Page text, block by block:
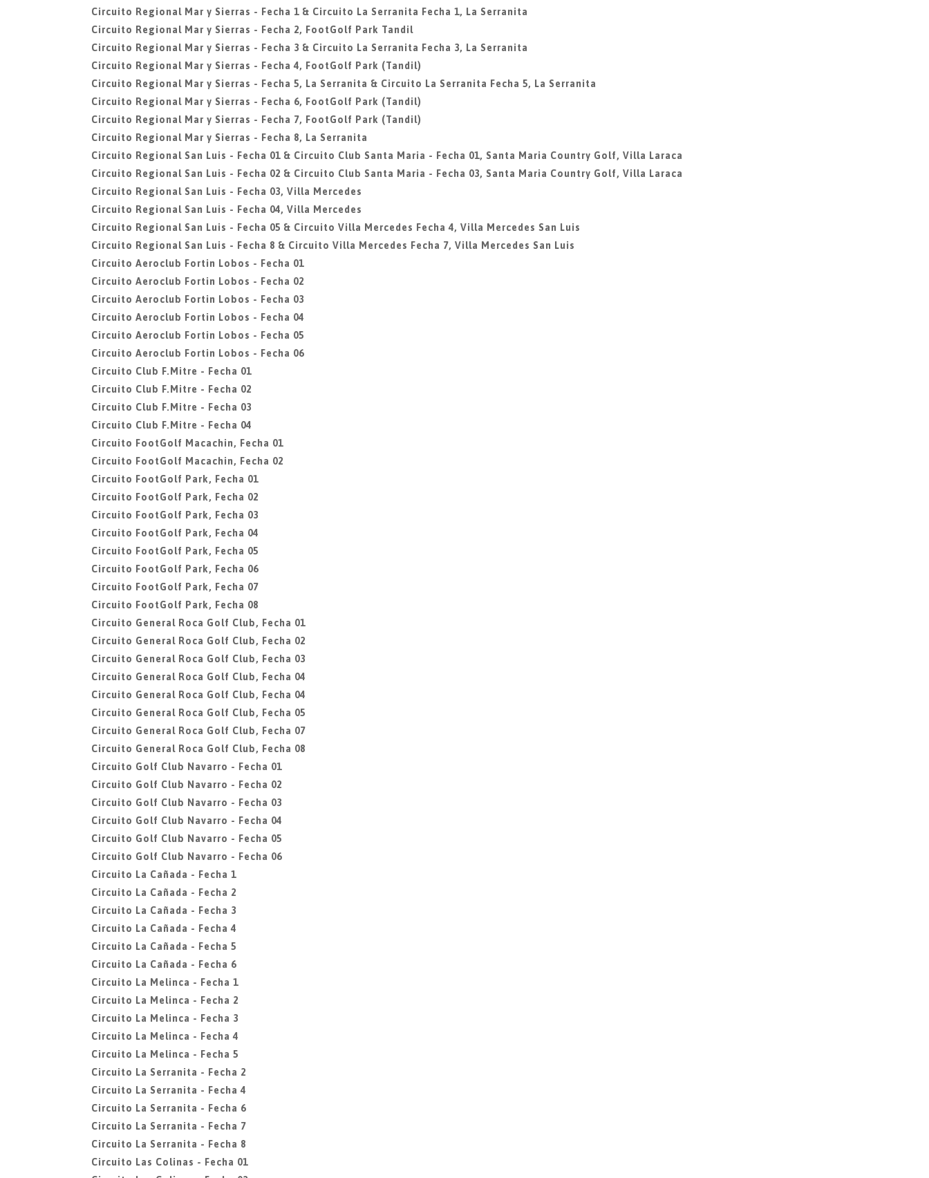
Circuito Regional Mar y Sierras - Fecha 1 & Circuito La Serranita Fecha 1, La Serranita
Circuito Regional Mar y Sierras - Fecha 2, FootGolf Park Tandil
Circuito Regional Mar y Sierras - Fecha 3 & Circuito La Serranita Fecha 3, La Serranita
Circuito Regional Mar y Sierras - Fecha 4, FootGolf Park (Tandil)
Circuito Regional Mar y Sierras - Fecha 5, La Serranita & Circuito La Serranita Fecha 5, La Serranita
Circuito Regional Mar y Sierras - Fecha 6, FootGolf Park (Tandil)
Circuito Regional Mar y Sierras - Fecha 7, FootGolf Park (Tandil)
Circuito Regional Mar y Sierras - Fecha 8, La Serranita
Circuito Regional San Luis - Fecha 01 & Circuito Club Santa Maria - Fecha 01, Santa Maria Country Golf, Villa Laraca
Circuito Regional San Luis - Fecha 02 & Circuito Club Santa Maria - Fecha 03, Santa Maria Country Golf, Villa Laraca
Circuito Regional San Luis - Fecha 03, Villa Mercedes
Circuito Regional San Luis - Fecha 04, Villa Mercedes
Circuito Regional San Luis - Fecha 05 & Circuito Villa Mercedes Fecha 4, Villa Mercedes San Luis
Circuito Regional San Luis - Fecha 8 & Circuito Villa Mercedes Fecha 7, Villa Mercedes San Luis
Circuito Aeroclub Fortin Lobos - Fecha 01
Circuito Aeroclub Fortin Lobos - Fecha 02
Circuito Aeroclub Fortin Lobos - Fecha 03
Circuito Aeroclub Fortin Lobos - Fecha 04
Circuito Aeroclub Fortin Lobos - Fecha 05
Circuito Aeroclub Fortin Lobos - Fecha 06
Circuito Club F.Mitre - Fecha 01
Circuito Club F.Mitre - Fecha 02
Circuito Club F.Mitre - Fecha 03
Circuito Club F.Mitre - Fecha 04
Circuito FootGolf Macachin, Fecha 01
Circuito FootGolf Macachin, Fecha 02
Circuito FootGolf Park, Fecha 01
Circuito FootGolf Park, Fecha 02
Circuito FootGolf Park, Fecha 03
Circuito FootGolf Park, Fecha 04
Circuito FootGolf Park, Fecha 05
Circuito FootGolf Park, Fecha 06
Circuito FootGolf Park, Fecha 07
Circuito FootGolf Park, Fecha 08
Circuito General Roca Golf Club, Fecha 01
Circuito General Roca Golf Club, Fecha 02
Circuito General Roca Golf Club, Fecha 03
Circuito General Roca Golf Club, Fecha 04
Circuito General Roca Golf Club, Fecha 04
Circuito General Roca Golf Club, Fecha 05
Circuito General Roca Golf Club, Fecha 07
Circuito General Roca Golf Club, Fecha 08
Circuito Golf Club Navarro - Fecha 01
Circuito Golf Club Navarro - Fecha 02
Circuito Golf Club Navarro - Fecha 03
Circuito Golf Club Navarro - Fecha 04
Circuito Golf Club Navarro - Fecha 05
Circuito Golf Club Navarro - Fecha 06
Circuito La Cañada - Fecha 1
Circuito La Cañada - Fecha 2
Circuito La Cañada - Fecha 3
Circuito La Cañada - Fecha 4
Circuito La Cañada - Fecha 5
Circuito La Cañada - Fecha 6
Circuito La Melinca - Fecha 1
Circuito La Melinca - Fecha 2
Circuito La Melinca - Fecha 3
Circuito La Melinca - Fecha 4
Circuito La Melinca - Fecha 5
Circuito La Serranita - Fecha 2
Circuito La Serranita - Fecha 4
Circuito La Serranita - Fecha 6
Circuito La Serranita - Fecha 7
Circuito La Serranita - Fecha 8
Circuito Las Colinas - Fecha 01